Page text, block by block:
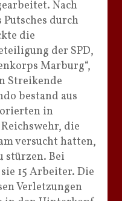
Nach
durch
die
der SPD,
Marburg“,
Streikende
bestand aus
in
die
versucht hatten,
stürzen. Bei
15 Arbeiter. Die
Verletzungen